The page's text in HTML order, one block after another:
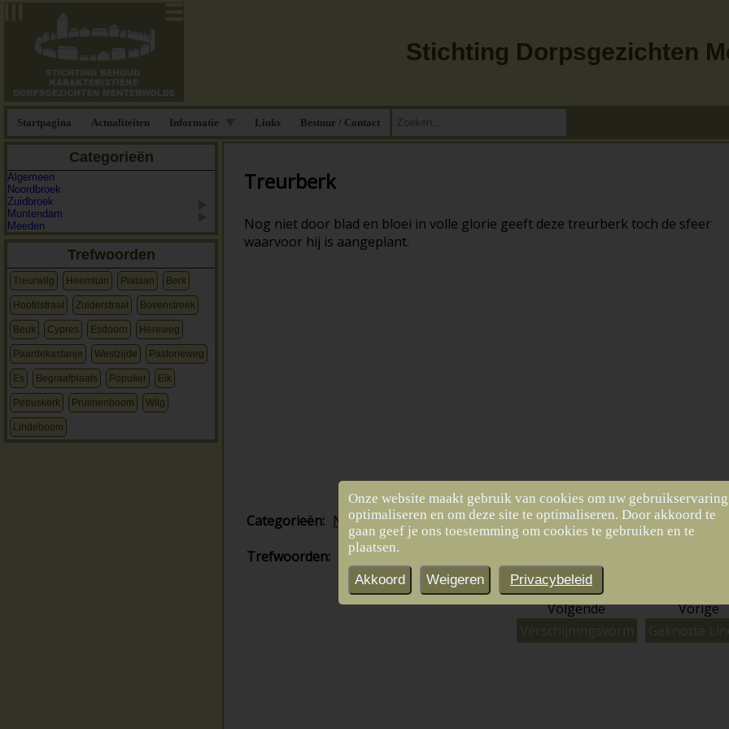
Stichting Dorpsgezichten
Startpagina Actualiteiten Informatie Links Bestuur / Contact
Categorieën
Algemeen
Noordbroek
Zuidbroek
Muntendam
Meeden
Trefwoorden
Treurwilg Heemtuin Plataan Berk
Hoofdstraat Zuiderstraat Bovenstreek
Beuk Cypres Esdoorn Hereweg
Paardekastanje Westzijde Pastorieweg
Es Begraafplaats Populier Eik
Petruskerk Pruimenboom Wilg
Lindeboom
Treurberk
Nog niet door blad en bloei in volle glorie geeft deze treurberk toch de sfeer
waarvoor hij is aangeplant.
Categorieën: Noordbroek
Trefwoorden:
Berk
Volgende
Verschijningsvorm
Vorige
Geknotte
Onze website maakt gebruik van cookies om uw
optimaliseren en om deze site te optimaliseren. Door akkoord te
gaan geef je ons toestemming om cookies te gebruiken en te
plaatsen.
Akkoord Weigeren Privacybeleid